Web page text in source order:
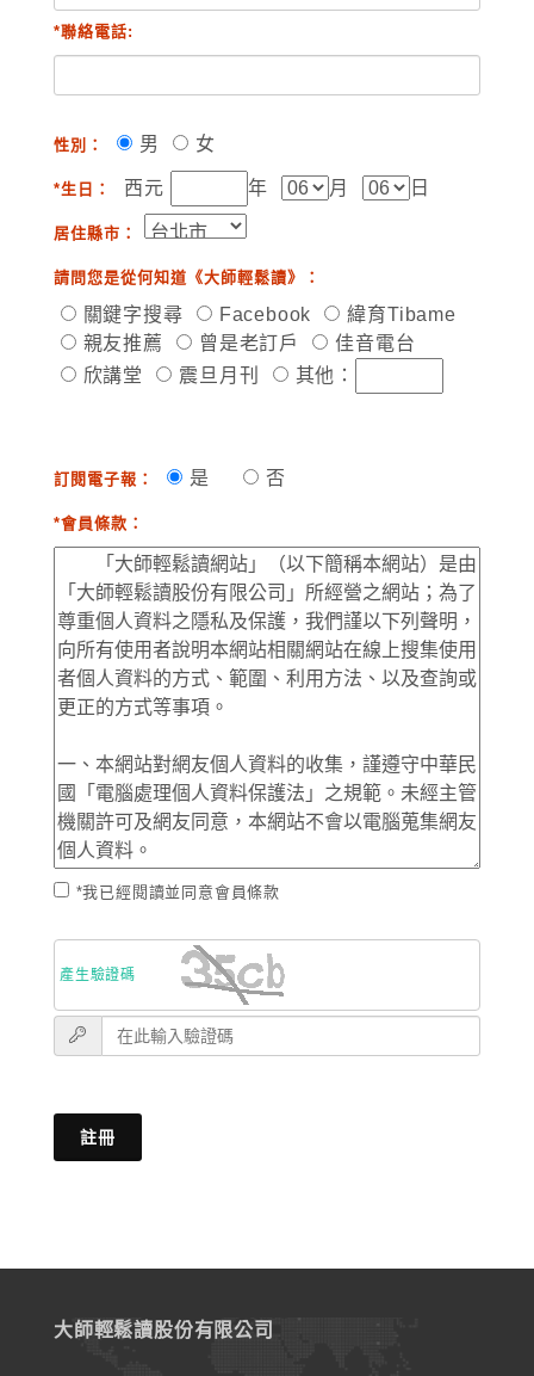
*聯絡電話:
性別： 男 女
*生日： 西元 年 月 日
居住縣市：
請問您是從何知道《大師輕鬆讀》：
關鍵字搜尋 Facebook
緯育Tibame
親友推薦
曾是老訂戶
佳音電台
欣講堂
震旦月刊 其他：
訂閱電子報： 是 否
*會員條款：
*我已經閱讀並同意會員條款
產生驗證碼
註冊
大師輕鬆讀股份有限公司